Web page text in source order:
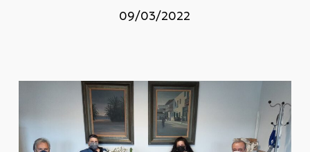
09/03/2022